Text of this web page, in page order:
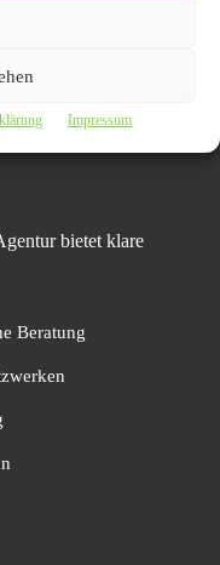
Impressum
bietet klare
Beratung